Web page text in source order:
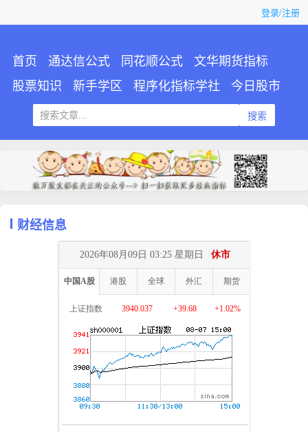
登录/注册
首页 通达信公式 同花顺公式
文华期货指标
股票知识
新手学区 程序化指标学社 今日股市
搜索
财经信息